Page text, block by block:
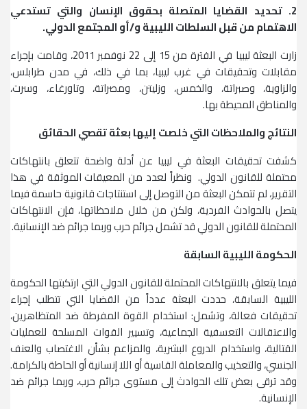
2. تحديد القضايا المتصلة بحقوق الإنسان والتي تستدعي
الاهتمام من قبل السلطات الليبية و/أو المجتمع الدولي.
زارت البعثة ليبيا في الفترة من 15 إلى 22 نوفمبر 2011، وقامت بإجراء
مقابلات وتحقيقات في غرب ليبيا، بما في ذلك، في مدن طرابلس،
والزاوية، وصبراتة، والخمس، وزليتن، ومصراتة، وتاورغاء، وسرت،
والمناطق المحيطة بها.
النتائج والملاحظات التي خلصت إليها بعثة تقصي الحقائق
كشفت تحقيقات البعثة في ليبيا عن أدلة واضحة تتعلق بانتهاكات
محتملة للقانون الدولي. ونظراً لعدد من المعيقات الموثقة في هذا
التقرير، لم تتمكن البعثة من التوصل إلى استنتاجات قانونية حاسمة فيما
يتصل بالحوادث الفردية، ولكن من خلال ملاحظاتها، فإن الانتهاكات
المحتملة للقانون الدولي قد تشمل جرائم حرب وربما جرائم ضد الإنسانية.
الحكومة الليبية السابقة
فيما يتعلق بالانتهاكات المحتملة للقانون الدولي التي ارتكبتها الحكومة
الليبية السابقة، حددت البعثة عدداً من القضايا التي تتطلب إجراء
تحقيقات فعالة، وتشمل: استخدام القوة المفرطة ضد المتظاهرين،
والاعتقالات التعسفية الجماعية، وتسيير القوات المسلحة للعمليات
القتالية، واستخدام الدروع البشرية، والمزاعم بشأن الاغتصاب والعنف
الجنسي، والتعذيب والمعاملة القاسية أو اللا إنسانية أو الحاطة بالكرامة.
وقد ترقى بعض تلك الحوادث إلى مستوى جرائم حرب، وربما جرائم ضد
الإنسانية.